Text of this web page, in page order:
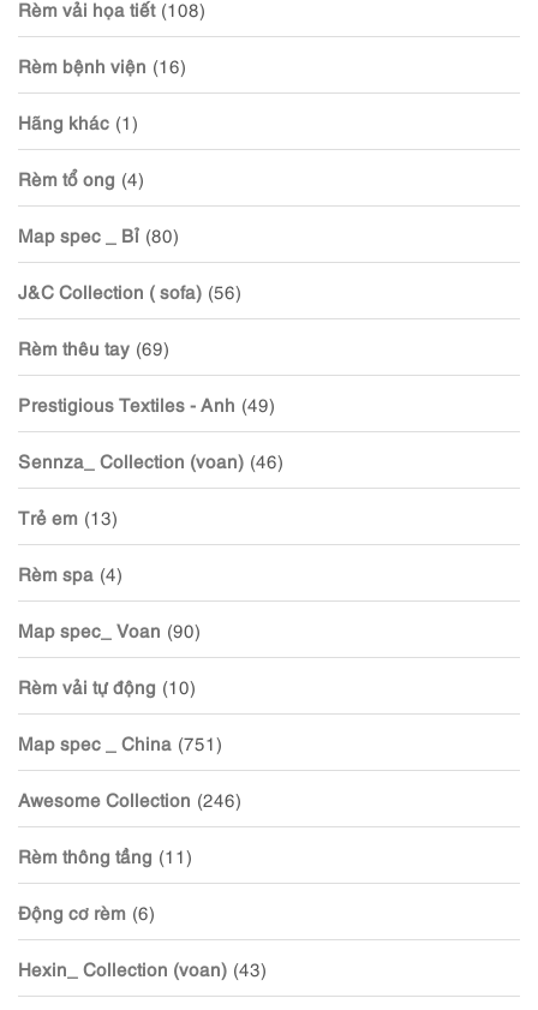
Rèm vải họa tiết (108)
Rèm bệnh viện (16)
Hãng khác (1)
Rèm tổ ong (4)
Map spec _ Bỉ (80)
J&C Collection ( sofa) (56)
Rèm thêu tay (69)
Prestigious Textiles - Anh (49)
Sennza_ Collection (voan) (46)
Trẻ em (13)
Rèm spa (4)
Map spec_ Voan (90)
Rèm vải tự động (10)
Map spec _ China (751)
Awesome Collection (246)
Rèm thông tầng (11)
Động cơ rèm (6)
Hexin_ Collection (voan) (43)